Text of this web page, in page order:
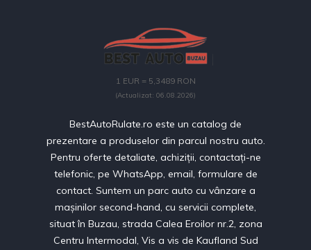
1 EUR = 5,3489 RON
(Actualizat: 06.08.2026)
BestAutoRulate.ro este un catalog de
prezentare a produselor din parcul nostru auto.
Pentru oferte detaliate, achiziții, contactați-ne
telefonic, pe WhatsApp, email, formulare de
contact. Suntem un parc auto cu vânzare a
mașinilor second-hand, cu servicii complete,
situat în Buzau, strada Calea Eroilor nr.2, zona
Centru Intermodal, Vis a vis de Kaufland Sud